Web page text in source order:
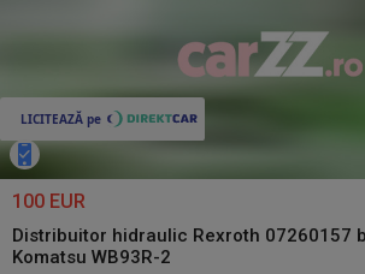
100 EUR
Distribuitor hidraulic Rexroth 07260157
Komatsu WB93R-2